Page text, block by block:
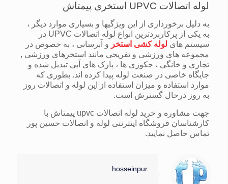
لوله اتصالات UPVC استخری پیمتاش
به دلیل برخورداری از این ویژگیها و بسیاری موارد دیگر ،
به یکی از پرکاربردترین انواع لوله اتصالات UPVC در
سیستم های لوله کشی استخر و آبرسانی ، به خصوص در
مجموعه های ورزشی و تفریحی مانند استخرهای ورزشی ,
تجاری و خانگی ، جکوزی ها ، پارک های آبی تبدیل شده و
جایگاه خاصی در صنعت لوله پیدا کرده اند. بطوری که
موارد استفاده و میزان استفاده از این لوله و اتصالات روز
به روز درحال گسترش است.
جهت مشاوره و خرید لوله اتصالات upvc پیمتاش با
کارشناسان فروشگاه اینترنتی لوله و اتصالات حسین پور
تماس حاصل نمایید.
hosseinpur